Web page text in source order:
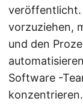
veröffentlicht.
vorzuziehen,
und den
Software -